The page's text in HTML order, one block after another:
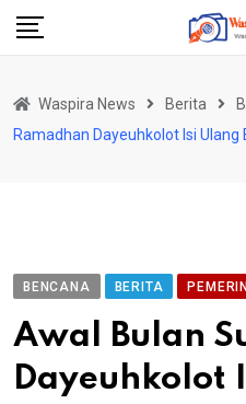
Skip
Waspira News Berita
Ramadhan Dayeuhkolot Isi Ulang
BENCANA BERITA
Awal Bulan
Dayeuhkolot